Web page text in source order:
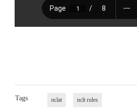
Tags nclat nclt rules